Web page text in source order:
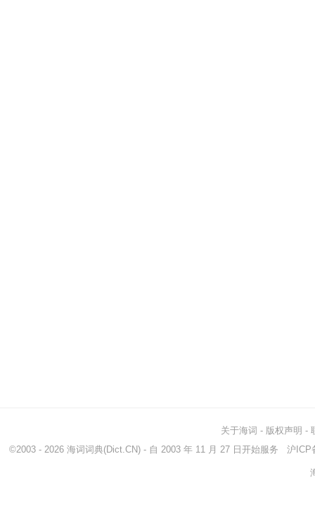
关于海词 - 版权声明 -
©2003 - 2026 海词词典(Dict.CN) - 自 2003 年 11 月 27 日开始服务 沪ICP